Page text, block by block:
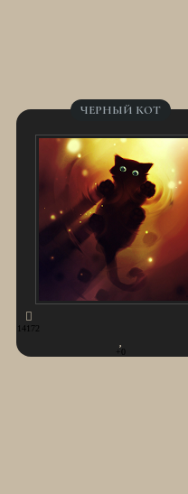
ЧЕРНЫЙ КОТ
14172
+0